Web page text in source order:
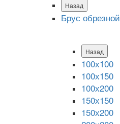
Назад
Брус обрезной
Назад
100х100
100х150
100х200
150х150
150х200